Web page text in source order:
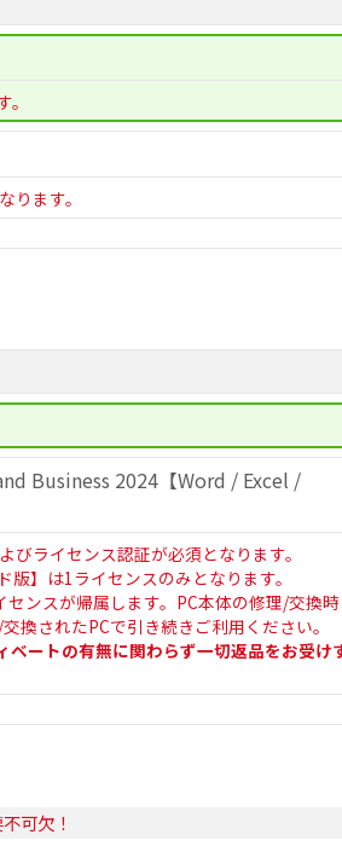
ます。
Business 2024【Word / Excel /
ライセンス認証が必須となります。
】は1ライセンスのみとなります。
ンスが帰属します。PC本体の修理/交換時
換されたPCで引き続きご利用ください。
ートの有無に関わらず一切返品をお受け
可欠！